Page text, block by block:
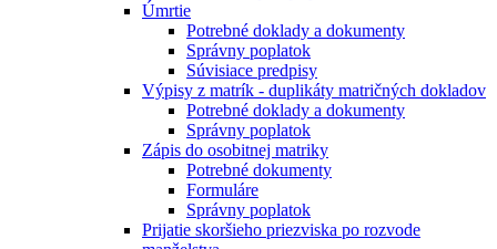
Úmrtie
Potrebné doklady a dokumenty
Správny poplatok
Súvisiace predpisy
Výpisy z matrík - duplikáty matričných dokladov
Potrebné doklady a dokumenty
Správny poplatok
Zápis do osobitnej matriky
Potrebné dokumenty
Formuláre
Správny poplatok
Prijatie skoršieho priezviska po rozvode